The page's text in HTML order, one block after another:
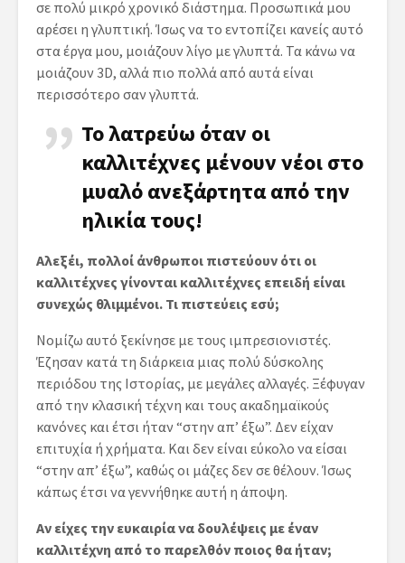
σε πολύ μικρό χρονικό διάστημα. Προσωπικά μου
αρέσει η γλυπτική. Ίσως να το εντοπίζει κανείς αυτό
στα έργα μου, μοιάζουν λίγο με γλυπτά. Τα κάνω να
μοιάζουν 3D, αλλά πιο πολλά από αυτά είναι
περισσότερο σαν γλυπτά.
Το λατρεύω όταν οι
καλλιτέχνες μένουν νέοι στο
μυαλό ανεξάρτητα από την
ηλικία τους!
Αλεξέι, πολλοί άνθρωποι πιστεύουν ότι οι
καλλιτέχνες γίνονται καλλιτέχνες επειδή είναι
συνεχώς θλιμμένοι. Τι πιστεύεις εσύ;
Νομίζω αυτό ξεκίνησε με τους ιμπρεσιονιστές.
Έζησαν κατά τη διάρκεια μιας πολύ δύσκολης
περιόδου της Ιστορίας, με μεγάλες αλλαγές. Ξέφυγαν
από την κλασική τέχνη και τους ακαδημαϊκούς
κανόνες και έτσι ήταν “στην απ’ έξω”. Δεν είχαν
επιτυχία ή χρήματα. Και δεν είναι εύκολο να είσαι
“στην απ’ έξω”, καθώς οι μάζες δεν σε θέλουν. Ίσως
κάπως έτσι να γεννήθηκε αυτή η άποψη.
Αν είχες την ευκαιρία να δουλέψεις με έναν
καλλιτέχνη από το παρελθόν ποιος θα ήταν;